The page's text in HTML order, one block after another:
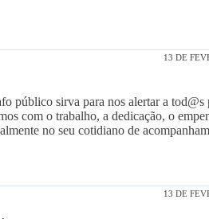
13 DE
público sirva para nos alertar a tod@s
com o trabalho, a dedicação, o
no seu cotidiano de
13 DE